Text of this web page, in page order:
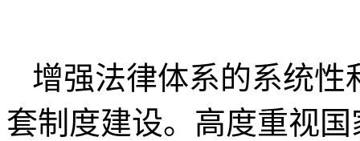
增强法律体系的系统性
套制度建设。高度重视